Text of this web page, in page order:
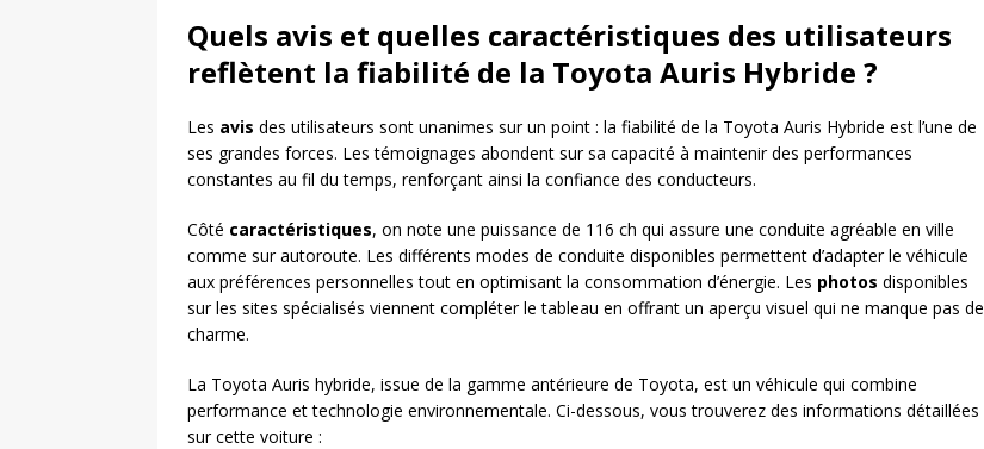
Quels avis et quelles caractéristiques des utilisateurs
reflètent la fiabilité de la Toyota Auris Hybride ?
Les avis des utilisateurs sont unanimes sur un point : la fiabilité de la Toyota Auris Hybride est l’une de
ses grandes forces. Les témoignages abondent sur sa capacité à maintenir des performances
constantes au fil du temps, renforçant ainsi la confiance des conducteurs.
Côté caractéristiques, on note une puissance de 116 ch qui assure une conduite agréable en ville
comme sur autoroute. Les différents modes de conduite disponibles permettent d’adapter le véhicule
aux préférences personnelles tout en optimisant la consommation d’énergie. Les photos disponibles
sur les sites spécialisés viennent compléter le tableau en offrant un aperçu visuel qui ne manque pas de
charme.
La Toyota Auris hybride, issue de la gamme antérieure de Toyota, est un véhicule qui combine
performance et technologie environnementale. Ci-dessous, vous trouverez des informations détaillées
sur cette voiture :